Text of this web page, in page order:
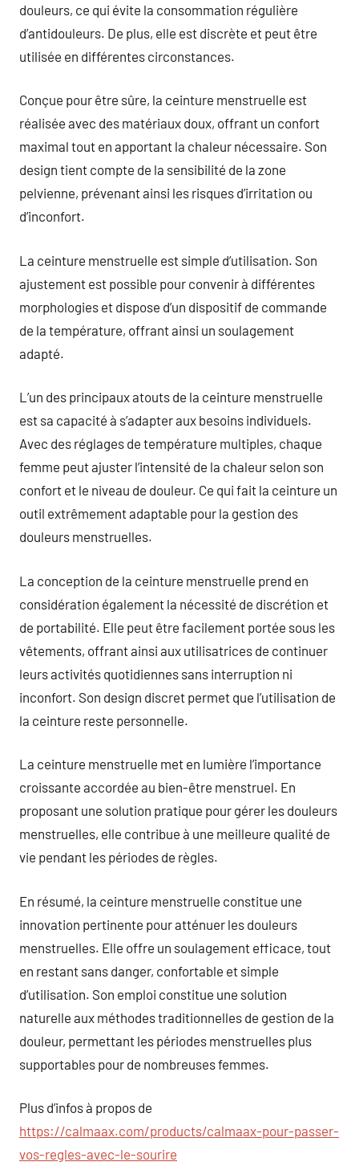
douleurs, ce qui évite la consommation régulière
d’antidouleurs. De plus, elle est discrète et peut être
utilisée en différentes circonstances.
Conçue pour être sûre, la ceinture menstruelle est
réalisée avec des matériaux doux, offrant un confort
maximal tout en apportant la chaleur nécessaire. Son
design tient compte de la sensibilité de la zone
pelvienne, prévenant ainsi les risques d’irritation ou
d’inconfort.
La ceinture menstruelle est simple d’utilisation. Son
ajustement est possible pour convenir à différentes
morphologies et dispose d’un dispositif de commande
de la température, offrant ainsi un soulagement
adapté.
L’un des principaux atouts de la ceinture menstruelle
est sa capacité à s’adapter aux besoins individuels.
Avec des réglages de température multiples, chaque
femme peut ajuster l’intensité de la chaleur selon son
confort et le niveau de douleur. Ce qui fait la ceinture un
outil extrêmement adaptable pour la gestion des
douleurs menstruelles.
La conception de la ceinture menstruelle prend en
considération également la nécessité de discrétion et
de portabilité. Elle peut être facilement portée sous les
vêtements, offrant ainsi aux utilisatrices de continuer
leurs activités quotidiennes sans interruption ni
inconfort. Son design discret permet que l’utilisation de
la ceinture reste personnelle.
La ceinture menstruelle met en lumière l’importance
croissante accordée au bien-être menstruel. En
proposant une solution pratique pour gérer les douleurs
menstruelles, elle contribue à une meilleure qualité de
vie pendant les périodes de règles.
En résumé, la ceinture menstruelle constitue une
innovation pertinente pour atténuer les douleurs
menstruelles. Elle offre un soulagement efficace, tout
en restant sans danger, confortable et simple
d’utilisation. Son emploi constitue une solution
naturelle aux méthodes traditionnelles de gestion de la
douleur, permettant les périodes menstruelles plus
supportables pour de nombreuses femmes.
Plus d’infos à propos de
https://calmaax.com/products/calmaax-pour-passer-
vos-regles-avec-le-sourire